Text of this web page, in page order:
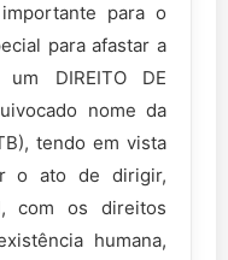
para o
para afastar a
DIREITO DE
nome da
tendo em vista
o ato de dirigir,
com os direitos
humana,